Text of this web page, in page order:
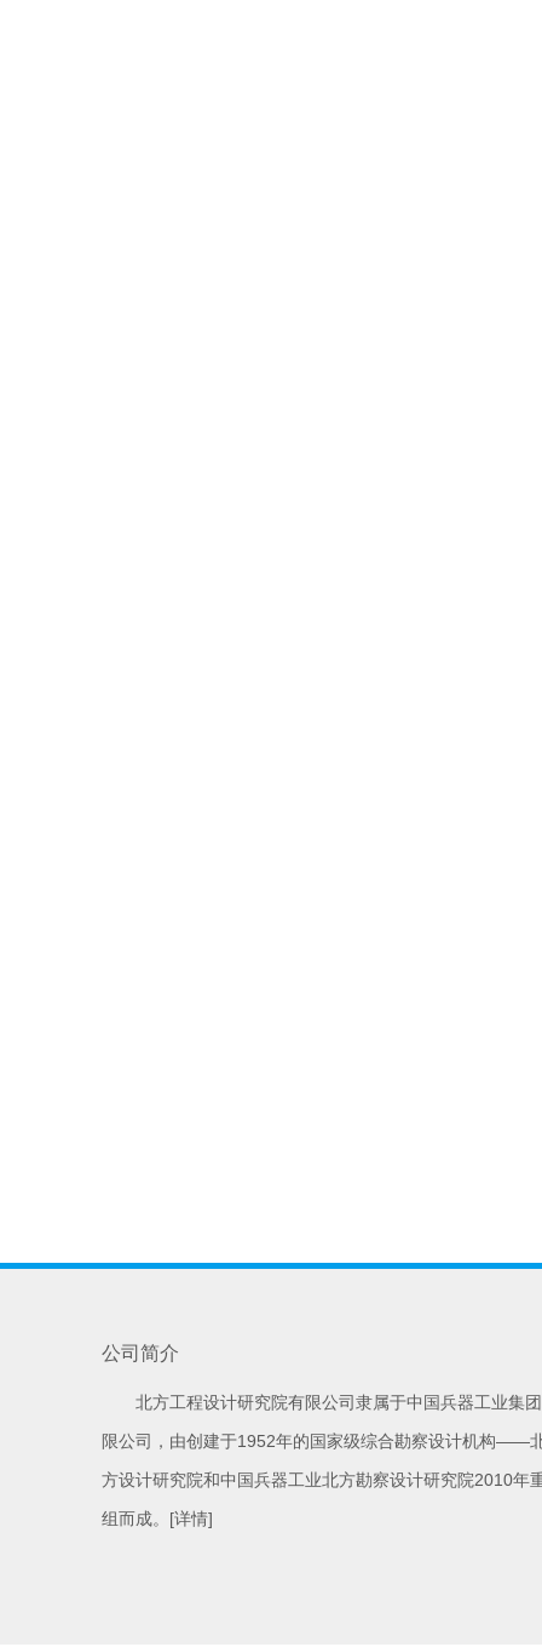
公司简介
北方工程设计研究院有限公司隶属于中国兵器工业集
限公司，由创建于1952年的国家级综合勘察设计机构——
方设计研究院和中国兵器工业北方勘察设计研究院2010年
组而成。 [详情]